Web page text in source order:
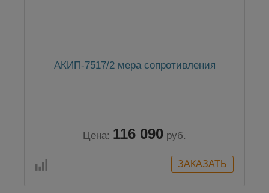
АКИП-7517/2 мера сопротивления
Цена: 116 090 руб.